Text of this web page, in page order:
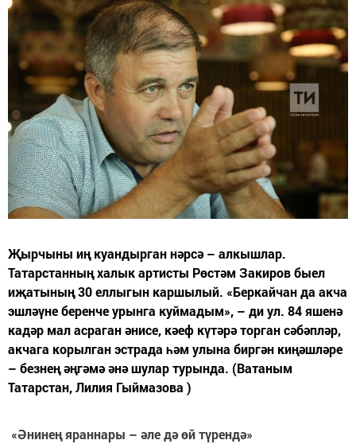
Җырчыны иң куандырган нәрсә – алкышлар.
Татарстанның халык артисты Рөстәм Закиров быел
иҗатының 30 еллыгын каршылый. «Беркайчан да акча
эшләүне беренче урынга куймадым», – ди ул. 84 яшенә
кадәр мал асраган әнисе, кәеф күтәрә торган сәбәпләр,
акчага корылган эстрада һәм улына биргән киңәшләре
– безнең әңгәмә әнә шулар турында. (Ватаным
Татарстан, Лилия Гыймазова )
«Әнинең яраннары – әле дә өй түрендә»